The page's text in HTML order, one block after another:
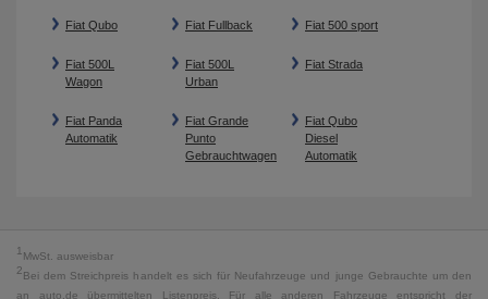
Fiat Qubo Fiat Fullback Fiat 500 sport
Fiat 500L
Wagon
Fiat 500L
Urban
Fiat Strada
Fiat Panda
Automatik
Fiat Grande
Punto
Gebrauchtwagen
Fiat Qubo
Diesel
Automatik
1MwSt. ausweisbar
2Bei dem Streichpreis handelt es sich für Neufahrzeuge und junge Gebrauchte um den
an auto.de übermittelten Listenpreis. Für alle anderen Fahrzeuge entspricht der